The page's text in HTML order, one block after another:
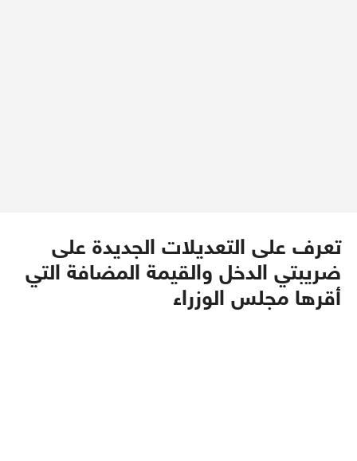
تعرف على التعديلات الجديدة على
ضريبتي الدخل والقيمة المضافة التي
أقرها مجلس الوزراء